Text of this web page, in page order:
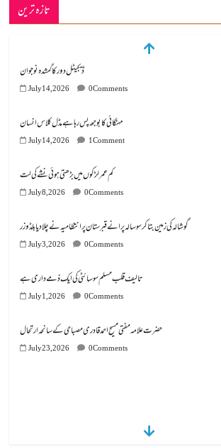
تازہ ترین
ڈیجیٹل دور کا گمشدہ نوجوان
July 14, 2026 0 Comments
مہنگائی کا بوجھ پس رہا ہے مڈل کلاس انسان
July 14, 2026 1 Comment
کم عمر لڑکوں میں بڑھتی ہوئی نشے کی لت
July 8, 2026 0 Comments
گوشالہ کی زمین بتا کر سوسالہ پرانے قبرستان پر انتظامیہ نے چلا دیا بلڈوزر
July 3, 2026 0 Comments
تالیف قلب مسلم سوسائٹی کی ایک ذمے داری ہے
July 1, 2026 0 Comments
July 23, 2026 0 Comments